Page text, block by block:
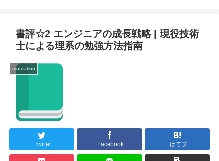
書評☆2 エンジニアの成長戦略 | 現役技術
士による理系の勉強方法指南
motivation
Twitter Facebook はてブ